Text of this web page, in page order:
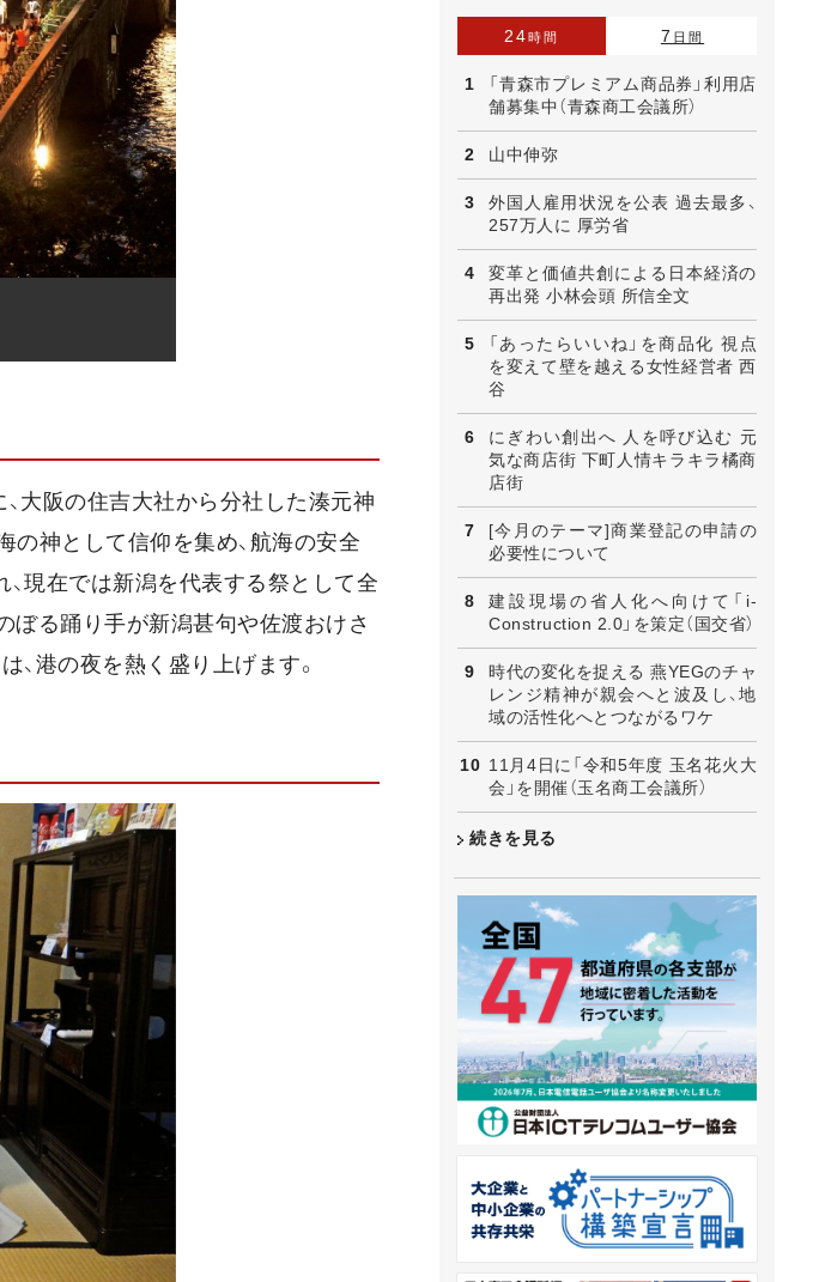
大阪の住吉大社から分社した湊元神
の神として信仰を集め、航海の安全
現在では新潟を代表する祭として全
ぼる踊り手が新潟甚句や佐渡おけさ
、港の夜を熱く盛り上げます。
24時間 7 日間
「青森市プレミアム商品券」利用店
舗募集中（青森商工会議所）
山中伸弥
外国人雇用状況を公表 過去最多、
257万人に 厚労省
変革と価値共創による日本経済の
再出発 小林会頭 所信全文
「あったらいいね」を商品化 視点
を変えて壁を越える女性経営者 西
谷
にぎわい創出へ 人を呼び込む 元
気な商店街 下町人情キラキラ橘商
店街
[今月のテーマ]商業登記の申請の
必要性について
建設現場の省人化へ向けて「i-
Construction 2.0」を策定（国交省）
時代の変化を捉える 燕YEGのチャ
レンジ精神が親会へと波及し、地
域の活性化へとつながるワケ
11月4日に「令和5年度 玉名花火大
会」を開催（玉名商工会議所）
続きを見る